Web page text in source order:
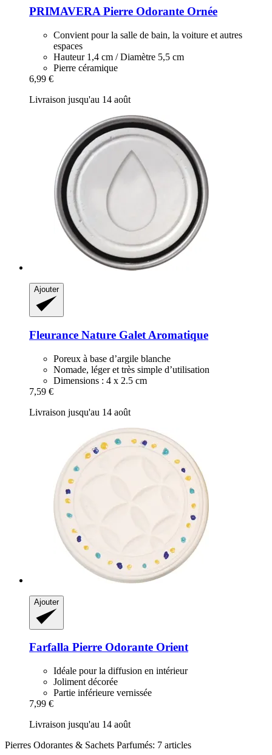
PRIMAVERAPierre Odorante Ornée
Convient pour la salle de bain, la voiture et autres
espaces
Hauteur 1,4 cm / Diamètre 5,5 cm
Pierre céramique
6,99 €
Livraison jusqu'au 14 août
Ajouter
Fleurance Nature Galet Aromatique
Poreux à base d’argile blanche
Nomade, léger et très simple d’utilisation
Dimensions : 4 x 2.5 cm
7,59 €
Livraison jusqu'au 14 août
Ajouter
Farfalla Pierre Odorante Orient
Idéale pour la diffusion en intérieur
Joliment décorée
Partie inférieure vernissée
7,99 €
Livraison jusqu'au 14 août
Pierres Odorantes & Sachets Parfumés: 7 articles